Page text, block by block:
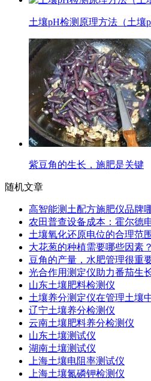
土壤pH检测原理方法（土壤
紫豆角的生长，施肥是关键
随机文章
高智能测土配方施肥仪品牌
农田普查设备成本：霍尔德
土壤氧化还原电位的合理范
大花葱的种植需要哪些因素？
豆角的产量，水肥管理很重
光合作用测定仪助力番茄生
山东土壤肥料检测仪
土壤养分测定仪在管理土壤
辽宁土壤养分检测仪
云南土壤肥料养分检测仪
山东土壤测试仪
湖南土壤测试仪
上海土壤电阻率测试仪
上海土壤氮磷钾检测仪